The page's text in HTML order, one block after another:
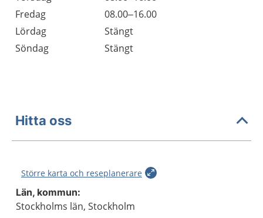
Fredag
08.00–16.00
Lördag
Stängt
Söndag
Stängt
Hitta oss
Större karta och reseplanerare
Län, kommun:
Stockholms län, Stockholm